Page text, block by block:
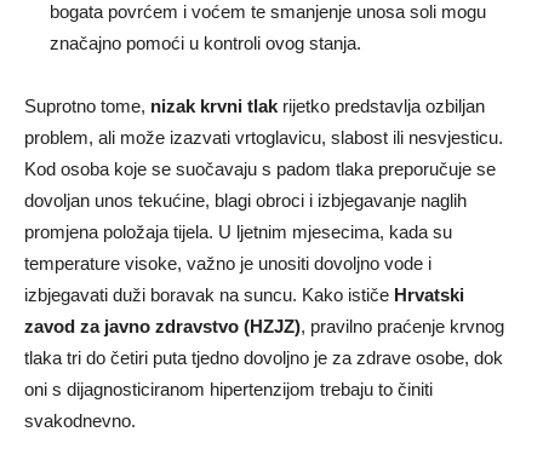
bogata povrćem i voćem te smanjenje unosa soli mogu
značajno pomoći u kontroli ovog stanja.
Suprotno tome, nizak krvni tlak rijetko predstavlja ozbiljan
problem, ali može izazvati vrtoglavicu, slabost ili nesvjesticu.
Kod osoba koje se suočavaju s padom tlaka preporučuje se
dovoljan unos tekućine, blagi obroci i izbjegavanje naglih
promjena položaja tijela. U ljetnim mjesecima, kada su
temperature visoke, važno je unositi dovoljno vode i
izbjegavati duži boravak na suncu. Kako ističe Hrvatski
zavod za javno zdravstvo (HZJZ), pravilno praćenje krvnog
tlaka tri do četiri puta tjedno dovoljno je za zdrave osobe, dok
oni s dijagnosticiranom hipertenzijom trebaju to činiti
svakodnevno.